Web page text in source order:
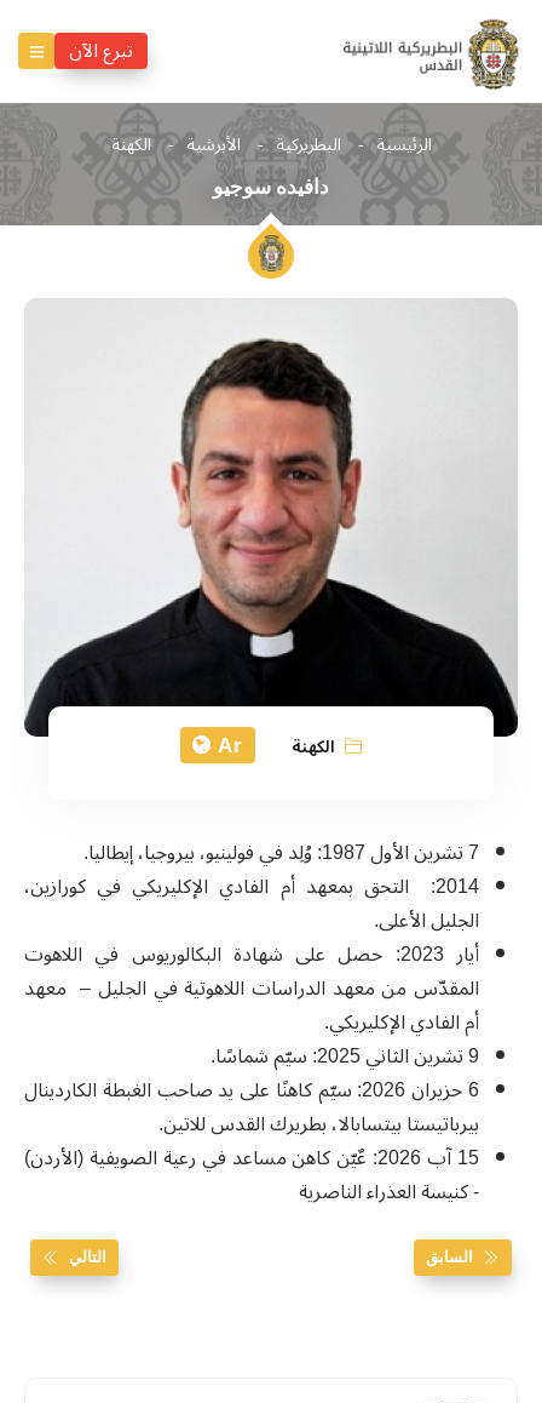
تبرع الآن
الرئيسية البطريركية الأبرشية الكهنة
دافيده سوجيو
الكهنة Ar
7 تشرين الأول 1987: وُلِد في فولينيو، بيروجيا، إيطاليا.
2014: التحق بمعهد أم الفادي الإكليريكي في كورازين،
الجليل الأعلى.
أيار 2023: حصل على شهادة البكالوريوس في اللاهوت
المقدّس من معهد الدراسات اللاهوتية في الجليل – معهد
أم الفادي الإكليريكي.
9 تشرين الثاني 2025: سيّم شماسًا.
6 حزيران 2026: سيّم كاهنًا على يد صاحب الغبطة الكاردينال
بيرباتيستا بيتسابالا، بطريرك القدس للاتين.
15 آب 2026: عٌيّن كاهن مساعد في رعية الصويفية (الأردن)
- كنيسة العذراء الناصرية
السابق التالي